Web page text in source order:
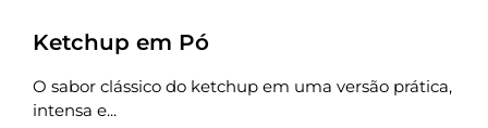
Ketchup em Pó
O sabor clássico do ketchup em uma versão prática,
intensa e...